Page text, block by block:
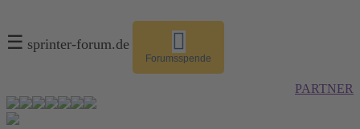
☰ sprinter-forum.de
Forumsspende
PARTNER